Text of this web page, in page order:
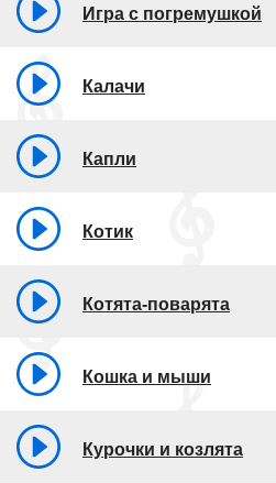
Игра с погремушкой
Калачи
Капли
Котик
Котята-поварята
Кошка и мыши
Курочки и козлята